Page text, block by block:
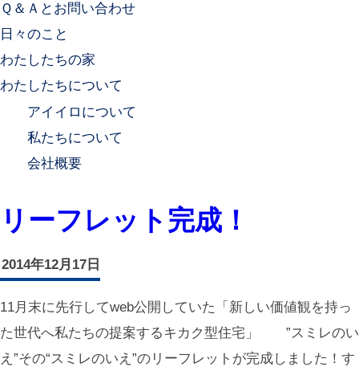
Ｑ＆Ａとお問い合わせ
日々のこと
わたしたちの家
わたしたちについて
アイイロについて
私たちについて
会社概要
リーフレット完成！
2014年12月17日
11月末に先行してweb公開していた「新しい価値観を持っ
た世代へ私たちの提案するキカク型住宅」 ”スミレのい
え”その“スミレのいえ”のリーフレットが完成しました！す